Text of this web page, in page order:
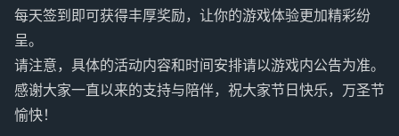
每天签到即可获得丰厚奖励，让你的游戏体验更加精彩纷
呈。
请注意，具体的活动内容和时间安排请以游戏内公告为准。
感谢大家一直以来的支持与陪伴，祝大家节日快乐，万圣节
愉快！